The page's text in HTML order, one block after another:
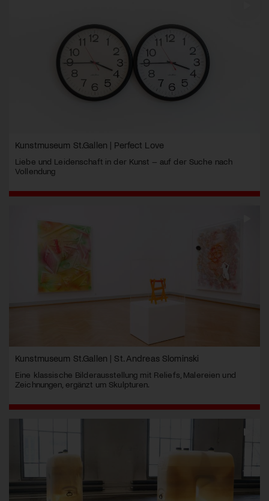
Kunstmuseum St.Gallen | Perfect Love
Liebe und Leidenschaft in der Kunst – auf der Suche nach
Vollendung
Kunstmuseum St.Gallen | St. Andreas Slominski
Eine klassische Bilderausstellung mit Reliefs, Malereien und
Zeichnungen, ergänzt um Skulpturen.